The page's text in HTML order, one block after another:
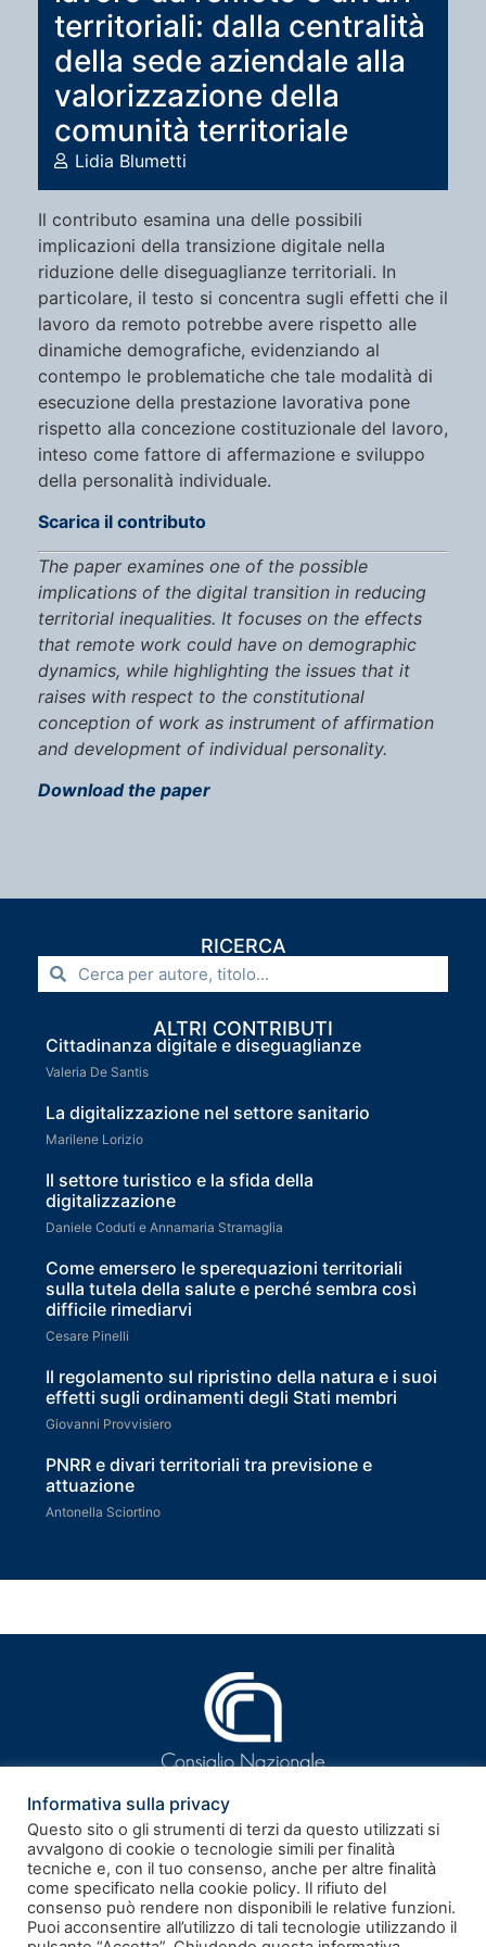
territoriali: dalla centralità
della sede aziendale alla
valorizzazione della
comunità territoriale
Lidia Blumetti
Il contributo esamina una delle possibili
implicazioni della transizione digitale nella
riduzione delle diseguaglianze territoriali. In
particolare, il testo si concentra sugli effetti che il
lavoro da remoto potrebbe avere rispetto alle
dinamiche demografiche, evidenziando al
contempo le problematiche che tale modalità di
esecuzione della prestazione lavorativa pone
rispetto alla concezione costituzionale del lavoro,
inteso come fattore di affermazione e sviluppo
della personalità individuale.
Scarica il contributo
The paper examines one of the possible
implications of the digital transition in reducing
territorial inequalities. It focuses on the effects
that remote work could have on demographic
dynamics, while highlighting the issues that it
raises with respect to the constitutional
conception of work as instrument of affirmation
and development of individual personality.
Download the paper
RICERCA
ALTRI CONTRIBUTI
Cittadinanza digitale e diseguaglianze
Valeria De Santis
La digitalizzazione nel settore sanitario
Marilene Lorizio
Il settore turistico e la sfida della
digitalizzazione
Daniele Coduti e Annamaria Stramaglia
Come emersero le sperequazioni territoriali
sulla tutela della salute e perché sembra così
difficile rimediarvi
Cesare Pinelli
Il regolamento sul ripristino della natura e i suoi
effetti sugli ordinamenti degli Stati membri
Giovanni Provvisiero
PNRR e divari territoriali tra previsione e
attuazione
Antonella Sciortino
Rivista telematica – Registrazione al Tribunale di Roma n.
ISSN 2281-9339
Informativa sulla privacy
Questo sito o gli strumenti di terzi da questo utilizzati si
avvalgono di cookie o tecnologie simili per finalità
tecniche e, con il tuo consenso, anche per altre finalità
come specificato nella cookie policy. Il rifiuto del
consenso può rendere non disponibili le relative funzioni.
Puoi acconsentire all’utilizzo di tali tecnologie utilizzando il